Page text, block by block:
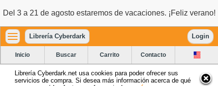
Del 3 a 21 de agosto estaremos de vacaciones. ¡Feliz verano!
Librería Cyberdark Login
Inicio Buscar Carrito Contacto
Librería Cyberdark.net usa cookies para poder ofrecer sus
servicios de compra. Si desea más información acerca de qué